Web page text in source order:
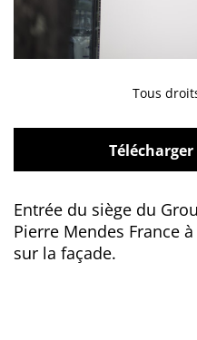
Tous
Entrée du siège du
Pierre Mendes France
sur la façade.